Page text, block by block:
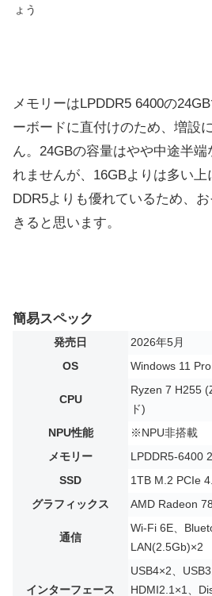
ょう
メモリーはLPDDR5 6400の
ーボードに直付けのため、増設
ん。24GBの容量はやや中途半
れませんが、16GBよりは多い
DDR5よりも優れているため、
きると思います。
簡易スペック
発売日
2026年5月
OS
Windows 11 Pro
CPU
Ryzen 7 H255
ド)
NPU性能
※NPU非搭載
メモリー
LPDDR5-6400
SSD
1TB M.2 PCIe
グラフィックス
AMD Radeon
通信
Wi-Fi 6E、
LAN(2.5Gb)×2
インターフェース
USB4×2、
HDMI2.1×1、